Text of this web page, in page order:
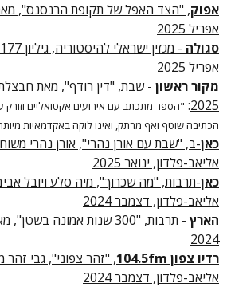
אפוק, "הצד האפל של תקופת הרנסנס",
אפריל 2025
סגולה
אפריל 2025
מקור ראשון - שבת, "דין רודף", מאת
2025
: "הספר מתכתב עם אירועים אקטואליים וזורק
הכתיבה שוטף ואף מרתק, ואינו לוקה באקדמאיות
כאן-ב, "שבת עם אורן נהרי", אורן נהרי
אליאב-פלדון, ינואר 2025
כאן-תרבות, "מה שכרוך", מיה סלע ויובל
אליאב-פלדון, דצמבר 2024
הארץ
- תרבות, "300 שנות אמונה
2024
רדיו צפון 104.5fm
, "זהר צפוני", גבי זהר
אליאב-פלדון, דצמבר 2024